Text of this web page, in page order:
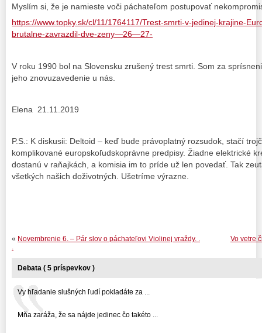
Myslím si, že je namieste voči páchateľom postupovať
https://www.topky.sk/cl/11/1764117/Trest-smrti-v-jedinej-krajine-
brutalne-zavrazdil-dve-zeny—26—27-
V roku 1990 bol na Slovensku zrušený trest smrti. Som za
jeho znovuzavedenie u nás.
Elena 21.11.2019
P.S.: K diskusii: Deltoid – keď bude právoplatný rozsudok, stačí
komplikované europskoľudskoprávne predpisy. Žiadne elektrické
dostanú v raňajkách, a komisia im to príde už len povedať. Tak
všetkých našich doživotných. Ušetríme výrazne.
Vo vetre
« Novembrenie 6. – Pár slov o páchateľovi Violinej vraždy. .
Debata ( 5 príspevkov )
Vy hľadanie slušných ľudí pokladáte za ...
Mňa zaráža, že sa nájde jedinec čo takéto ...